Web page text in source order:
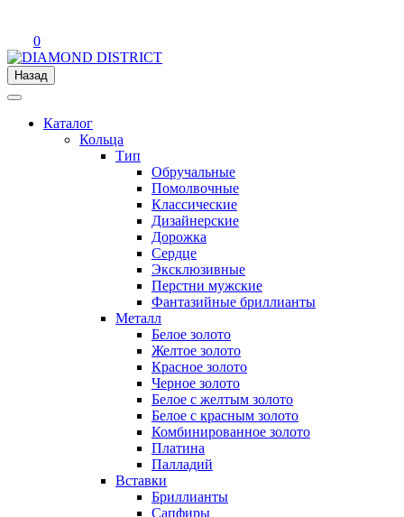
0
Назад
Каталог
Кольца
Тип
Обручальные
Помолвочные
Классические
Дизайнерские
Дорожка
Сердце
Эксклюзивные
Перстни мужские
Фантазийные бриллианты
Металл
Белое золото
Желтое золото
Красное золото
Черное золото
Белое с желтым золото
Белое с красным золото
Комбинированное золото
Платина
Палладий
Вставки
Бриллианты
Сапфиры